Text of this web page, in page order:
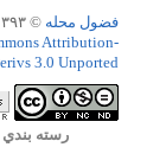
فضول محله © ۱۳۹۳-۱۳۸۷ -
Attribution-
3.0 Unported
رسته بندي